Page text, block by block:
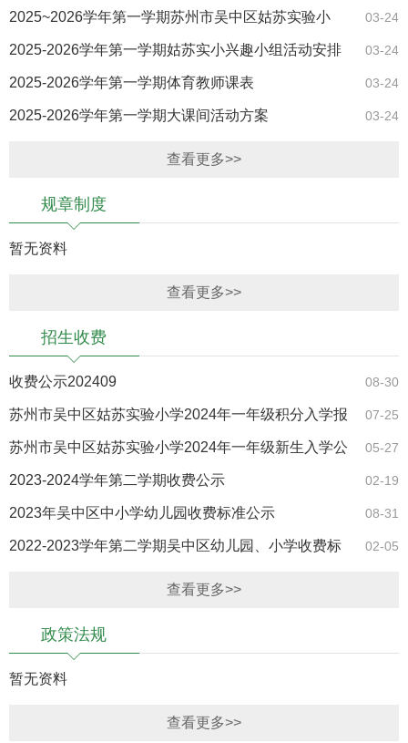
03-24
2025~2026学年第一学期苏州市吴中区姑苏实验小
学“三好学生”及”优秀少先队员“名单 03-24
2025-2026学年第一学期姑苏实小兴趣小组活动安排
表 03-24
2025-2026学年第一学期体育教师课表
03-24
2025-2026学年第一学期大课间活动方案
查看更多>>
规章制度
暂无资料
查看更多>>
招生收费
08-30
收费公示202409
07-25
苏州市吴中区姑苏实验小学2024年一年级积分入学报
名通知 05-27
苏州市吴中区姑苏实验小学2024年一年级新生入学公
告 02-19
2023-2024学年第二学期收费公示
08-31
2023年吴中区中小学幼儿园收费标准公示
02-05
2022-2023学年第二学期吴中区幼儿园、小学收费标
查看更多>>
政策法规
暂无资料
查看更多>>